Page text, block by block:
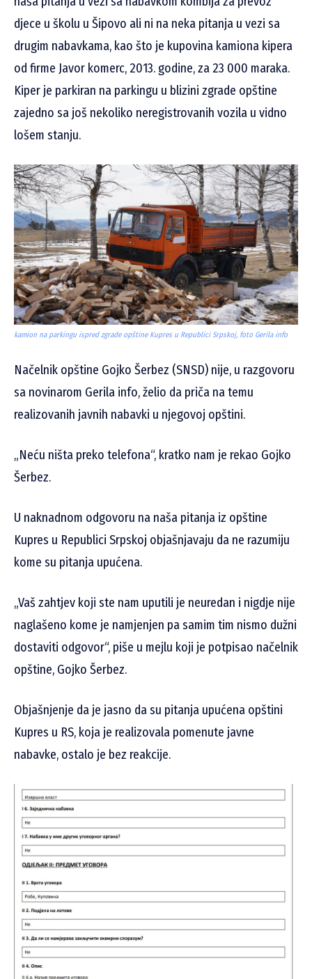
djece u školu u Šipovo ali ni na neka pitanja u vezi sa
drugim nabavkama, kao što je kupovina kamiona kipera
od firme Javor komerc, 2013. godine, za 23 000 maraka.
Kiper je parkiran na parkingu u blizini zgrade opštine
zajedno sa još nekoliko neregistrovanih vozila u vidno
lošem stanju.
kamion na parkingu ispred zgrade opštine Kupres u Republici Srpskoj, foto Gerila info
Načelnik opštine Gojko Šerbez (SNSD) nije, u razgovoru
sa novinarom Gerila info, želio da priča na temu
realizovanih javnih nabavki u njegovoj opštini.
„Neću ništa preko telefona“, kratko nam je rekao Gojko
Šerbez.
U naknadnom odgovoru na naša pitanja iz opštine
Kupres u Republici Srpskoj objašnjavaju da ne razumiju
kome su pitanja upućena.
„Vaš zahtjev koji ste nam uputili je neuredan i nigdje nije
naglašeno kome je namjenjen pa samim tim nismo dužni
dostaviti odgovor“, piše u mejlu koji je potpisao načelnik
opštine, Gojko Šerbez.
Objašnjenje da je jasno da su pitanja upućena opštini
Kupres u RS, koja je realizovala pomenute javne
nabavke, ostalo je bez reakcije.